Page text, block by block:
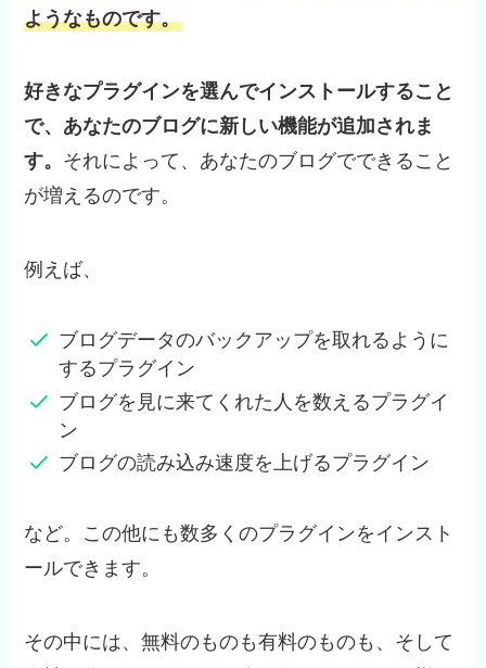
ようなものです。
好きなプラグインを選んでインストールすること
で、あなたのブログに新しい機能が追加されま
す。 それによって、あなたのブログでできること
が増えるのです。
例えば、
ブログデータのバックアップを取れるように
するプラグイン
ブログを見に来てくれた人を数えるプラグイ
ン
ブログの読み込み速度を上げるプラグイン
など。この他にも数多くのプラグインをインスト
ールできます。
その中には、無料のものも有料のものも、そして